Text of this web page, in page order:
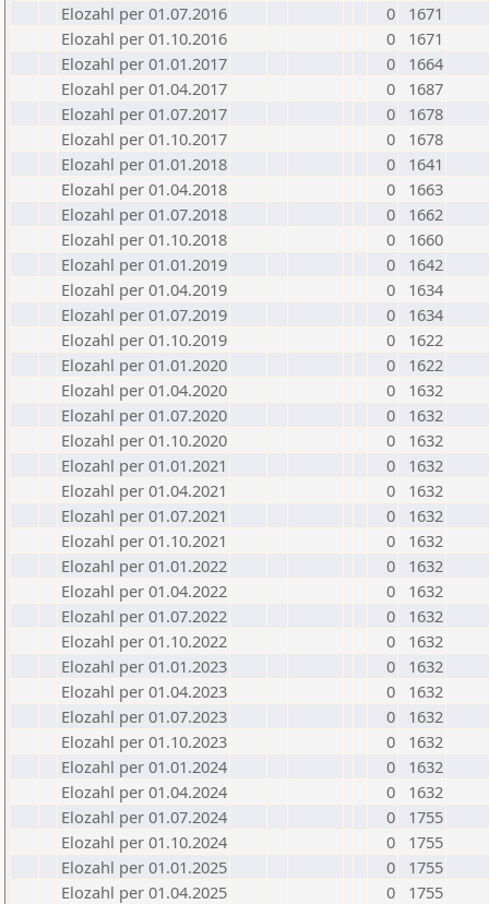
Elozahl per 01.07.2016
0
1671
Elozahl per 01.10.2016
0
1671
Elozahl per 01.01.2017
0
1664
Elozahl per 01.04.2017
0
1687
Elozahl per 01.07.2017
0
1678
Elozahl per 01.10.2017
0
1678
Elozahl per 01.01.2018
0
1641
Elozahl per 01.04.2018
0
1663
Elozahl per 01.07.2018
0
1662
Elozahl per 01.10.2018
0
1660
Elozahl per 01.01.2019
0
1642
Elozahl per 01.04.2019
0
1634
Elozahl per 01.07.2019
0
1634
Elozahl per 01.10.2019
0
1622
Elozahl per 01.01.2020
0
1622
Elozahl per 01.04.2020
0
1632
Elozahl per 01.07.2020
0
1632
Elozahl per 01.10.2020
0
1632
Elozahl per 01.01.2021
0
1632
Elozahl per 01.04.2021
0
1632
Elozahl per 01.07.2021
0
1632
Elozahl per 01.10.2021
0
1632
Elozahl per 01.01.2022
0
1632
Elozahl per 01.04.2022
0
1632
Elozahl per 01.07.2022
0
1632
Elozahl per 01.10.2022
0
1632
Elozahl per 01.01.2023
0
1632
Elozahl per 01.04.2023
0
1632
Elozahl per 01.07.2023
0
1632
Elozahl per 01.10.2023
0
1632
Elozahl per 01.01.2024
0
1632
Elozahl per 01.04.2024
0
1632
Elozahl per 01.07.2024
0
1755
Elozahl per 01.10.2024
0
1755
Elozahl per 01.01.2025
0
1755
Elozahl per 01.04.2025
0
1755